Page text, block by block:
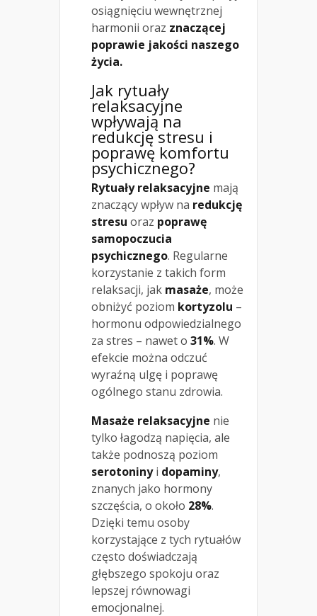
osiągnięciu wewnętrznej
harmonii oraz znaczącej
poprawie jakości naszego
życia.
Jak rytuały
relaksacyjne
wpływają na
redukcję stresu i
poprawę komfortu
psychicznego?
Rytuały relaksacyjne mają
znaczący wpływ na redukcję
stresu oraz poprawę
samopoczucia
psychicznego. Regularne
korzystanie z takich form
relaksacji, jak masaże, może
obniżyć poziom kortyzolu –
hormonu odpowiedzialnego
za stres – nawet o 31%. W
efekcie można odczuć
wyraźną ulgę i poprawę
ogólnego stanu zdrowia.
Masaże relaksacyjne nie
tylko łagodzą napięcia, ale
także podnoszą poziom
serotoninyi dopaminy,
znanych jako hormony
szczęścia, o około 28%.
Dzięki temu osoby
korzystające z tych rytuałów
często doświadczają
głębszego spokoju oraz
lepszej równowagi
emocjonalnej.